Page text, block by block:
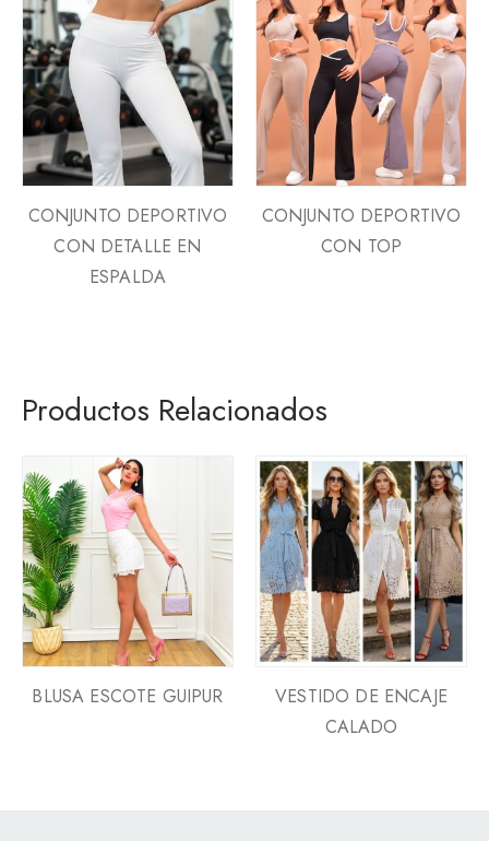
CONJUNTO DEPORTIVO
CON DETALLE EN
ESPALDA
CONJUNTO DEPORTIVO
CON TOP
Productos Relacionados
BLUSA ESCOTE GUIPUR
VESTIDO DE ENCAJE
CALADO